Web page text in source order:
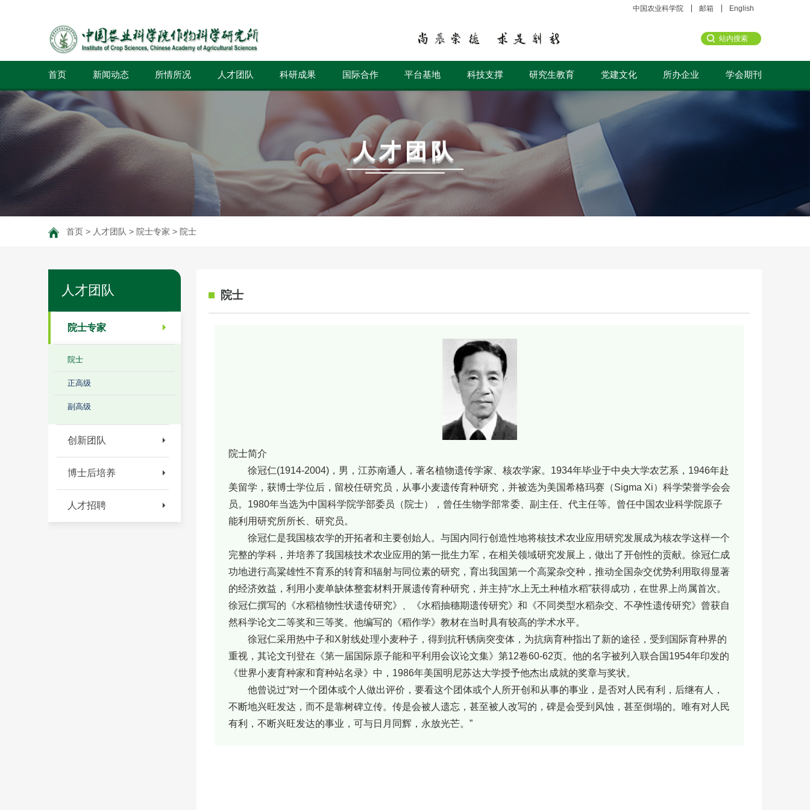
中国农业科学院 邮箱 English
首页 新闻动态 所情所况 人才团队 科研成果 国际合作 平台基地 科技支撑 研究生教育 党建文化 所办企业 学会期刊
人才团队
首页 > 人才团队 > 院士专家 > 院士
人才团队
院士专家
院士
正高级
副高级
创新团队
博士后培养
人才招聘
院士
院士简介
徐冠仁(1914-2004)，男，江苏南通人，著名植物遗传学家、核农学家。1934年毕业于中央大学农艺系，1946年赴
美留学，获博士学位后，留校任研究员，从事小麦遗传育种研究，并被选为美国希格玛赛（Sigma Xi）科学荣誉学会会
员。1980年当选为中国科学院学部委员（院士），曾任生物学部常委、副主任、代主任等。曾任中国农业科学院原子
能利用研究所所长、研究员。
徐冠仁是我国核农学的开拓者和主要创始人。与国内同行创造性地将核技术农业应用研究发展成为核农学这样一个
完整的学科，并培养了我国核技术农业应用的第一批生力军，在相关领域研究发展上，做出了开创性的贡献。徐冠仁成
功地进行高粱雄性不育系的转育和辐射与同位素的研究，育出我国第一个高粱杂交种，推动全国杂交优势利用取得显著
的经济效益，利用小麦单缺体整套材料开展遗传育种研究，并主持“水上无土种植水稻”获得成功，在世界上尚属首次。
徐冠仁撰写的《水稻植物性状遗传研究》、《水稻抽穗期遗传研究》和《不同类型水稻杂交、不孕性遗传研究》曾获自
然科学论文二等奖和三等奖。他编写的《稻作学》教材在当时具有较高的学术水平。
徐冠仁采用热中子和X射线处理小麦种子，得到抗秆锈病突变体，为抗病育种指出了新的途径，受到国际育种界的
重视，其论文刊登在《第一届国际原子能和平利用会议论文集》第12卷60-62页。他的名字被列入联合国1954年印发的
《世界小麦育种家和育种站名录》中，1986年美国明尼苏达大学授予他杰出成就的奖章与奖状。
他曾说过“对一个团体或个人做出评价，要看这个团体或个人所开创和从事的事业，是否对人民有利，后继有人，
不断地兴旺发达，而不是靠树碑立传。传是会被人遗忘，甚至被人改写的，碑是会受到风蚀，甚至倒塌的。唯有对人民
有利，不断兴旺发达的事业，可与日月同辉，永放光芒。”